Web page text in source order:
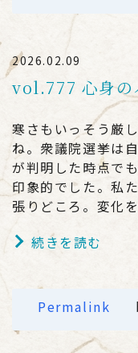
2026.02.09
vol.777 心身の
寒さもいっそう厳
ね。衆議院選挙は
が判明した時点で
印象的でした。私
張りどころ。変化
続きを読む
Permalink